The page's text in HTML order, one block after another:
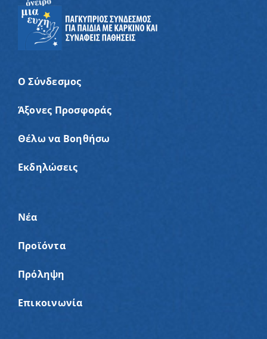
Ο Σύνδεσμος
Άξονες Προσφοράς
Θέλω να Βοηθήσω
Εκδηλώσεις
Νέα
Προϊόντα
Πρόληψη
Επικοινωνία